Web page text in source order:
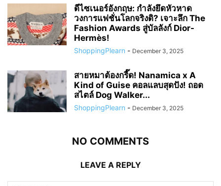
ดีไซเนอร์อังกฤษ: กำลังยึดหัวหาด
วงการแฟชั่นโลกจริงดิ? เจาะลึก The
Fashion Awards สู่บัลลังก์ Dior-
Hermès!
ShoppingPlearn - December 3, 2025
สายหมาต้องกรี๊ด! Nanamica x A
Kind of Guise คอลแลบสุดปัง! ถอด
สไตล์ Dog Walker...
ShoppingPlearn - December 3, 2025
NO COMMENTS
LEAVE A REPLY